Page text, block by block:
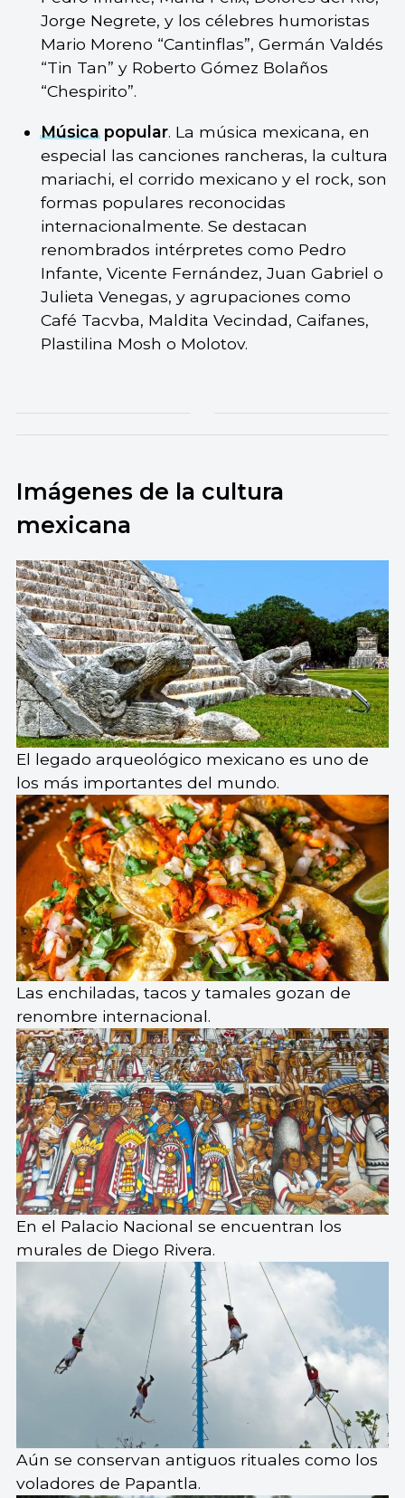
Jorge Negrete, y los célebres humoristas
Mario Moreno “Cantinflas”, Germán Valdés
“Tin Tan” y Roberto Gómez Bolaños
“Chespirito”.
Músicapopular. La música mexicana, en
especial las canciones rancheras, la cultura
mariachi, el corrido mexicano y el rock, son
formas populares reconocidas
internacionalmente. Se destacan
renombrados intérpretes como Pedro
Infante, Vicente Fernández, Juan Gabriel o
Julieta Venegas, y agrupaciones como
Café Tacvba, Maldita Vecindad, Caifanes,
Plastilina Mosh o Molotov.
Imágenes de la cultura
mexicana
El legado arqueológico mexicano es uno de
los más importantes del mundo.
Las enchiladas, tacos y tamales gozan de
renombre internacional.
En el Palacio Nacional se encuentran los
murales de Diego Rivera.
Aún se conservan antiguos rituales como los
voladores de Papantla.